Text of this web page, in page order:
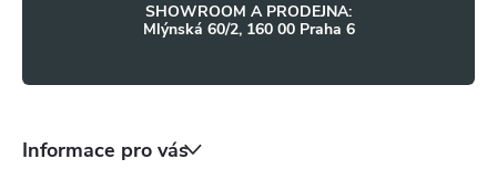
SHOWROOM A PRODEJNA:
Mlýnská 60/2, 160 00 Praha 6
Informace pro vás